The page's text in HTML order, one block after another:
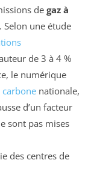
de gaz à
Selon une étude
de 3 à 4 %
le numérique
nationale,
d’un facteur
sont pas mises
des centres de